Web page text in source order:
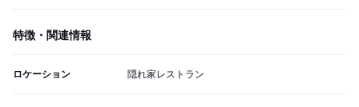
特徴・関連情報
ロケーション 隠れ家レストラン